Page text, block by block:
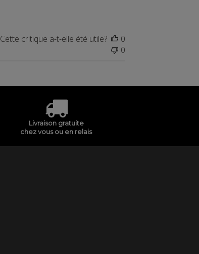
Cette critique a-t-elle été utile?
0
0
Livraison gratuite
chez vous ou en relais